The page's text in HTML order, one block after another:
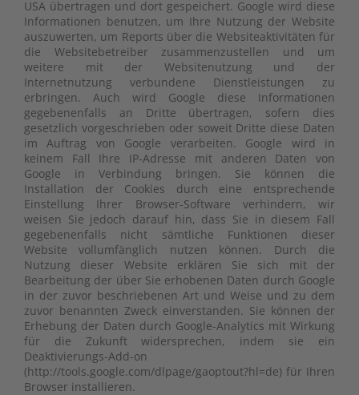
USA übertragen und dort gespeichert. Google wird diese
Informationen benutzen, um Ihre Nutzung der Website
auszuwerten, um Reports über die Websiteaktivitäten für
die Websitebetreiber zusammenzustellen und um
weitere mit der Websitenutzung und der
Internetnutzung verbundene Dienstleistungen zu
erbringen. Auch wird Google diese Informationen
gegebenenfalls an Dritte übertragen, sofern dies
gesetzlich vorgeschrieben oder soweit Dritte diese Daten
im Auftrag von Google verarbeiten. Google wird in
keinem Fall Ihre IP-Adresse mit anderen Daten von
Google in Verbindung bringen. Sie können die
Installation der Cookies durch eine entsprechende
Einstellung Ihrer Browser-Software verhindern, wir
weisen Sie jedoch darauf hin, dass Sie in diesem Fall
gegebenenfalls nicht sämtliche Funktionen dieser
Website vollumfänglich nutzen können. Durch die
Nutzung dieser Website erklären Sie sich mit der
Bearbeitung der über Sie erhobenen Daten durch Google
in der zuvor beschriebenen Art und Weise und zu dem
zuvor benannten Zweck einverstanden. Sie können der
Erhebung der Daten durch Google-Analytics mit Wirkung
für die Zukunft widersprechen, indem sie ein
Deaktivierungs-Add-on
(http://tools.google.com/dlpage/gaoptout?hl=de) für Ihren
Browser installieren.